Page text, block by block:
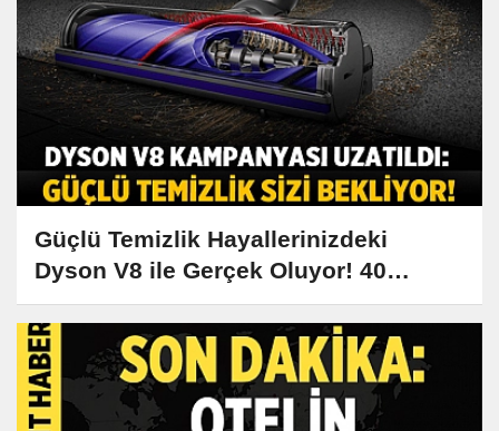
Güçlü Temizlik Hayallerinizdeki
Dyson V8 ile Gerçek Oluyor! 40
Dakikaya Kadar Süren Emiş Gücü Sizi
Bekliyor!